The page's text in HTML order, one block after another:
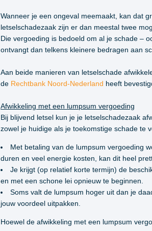
Wanneer je een ongeval meemaakt, kan dat
letselschadezaak zijn er dan meestal twee
Die vergoeding is bedoeld om al je schade –
ontvangt dan telkens kleinere bedragen aan
Aan beide manieren van letselschade
de Rechtbank Noord-Nederland heeft
Afwikkeling met een lumpsum vergoeding
Bij blijvend letsel kun je je letselschadezaak
zowel je huidige als je toekomstige schade te
Met betaling van de lumpsum vergoeding
duren en veel energie kosten, kan dit heel
Je krijgt (op relatief korte termijn) de
en met een schone lei opnieuw te beginnen.
Soms valt de lumpsum hoger uit dan je
jouw voordeel uitpakken.
Hoewel de afwikkeling met een lumpsum